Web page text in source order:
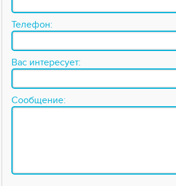
Телефон:
Вас интересует:
Сообщение: